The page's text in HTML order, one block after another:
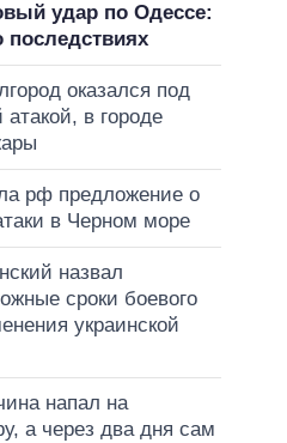
удар по Одессе:
последствиях
оказался под
в городе
рф предложение о
в Черном море
назвал
сроки боевого
украинской
напал на
а через два дня сам